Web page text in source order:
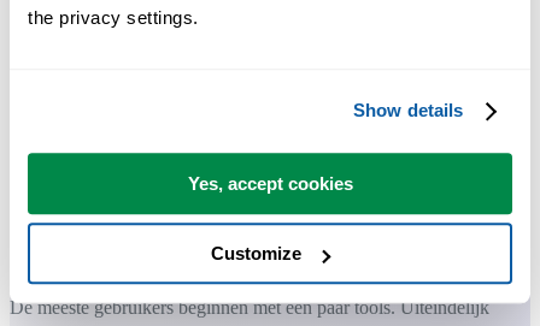
the privacy settings.
Show details
Yes, accept cookies
Customize
ASAP Utilities helpt je tijd besparen en dingen doen die Excel alleen
Je kunt meteen aan de slag. Geen training nodig.
De meeste gebruikers beginnen met een paar tools. Uiteindelijk